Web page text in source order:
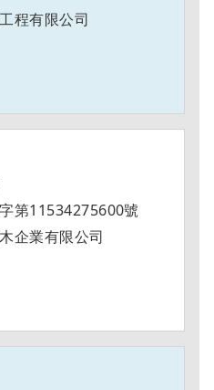
程有限公司
第11534275600號
企業有限公司